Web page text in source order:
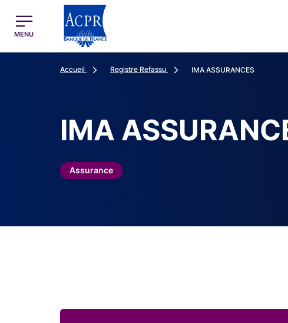
ACPR Menu Principal (French)
MENU
Accueil Registre Refassu IMA ASSURANCES
IMA
Assurance